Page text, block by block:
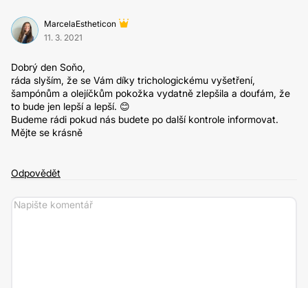
MarcelaEstheticon
11. 3. 2021
Dobrý den Soňo,
ráda slyším, že se Vám díky trichologickému vyšetření,
šampónům a olejíčkům pokožka vydatně zlepšila a doufám, že
to bude jen lepší a lepší. 😊
Budeme rádi pokud nás budete po další kontrole informovat.
Mějte se krásně
Odpovědět